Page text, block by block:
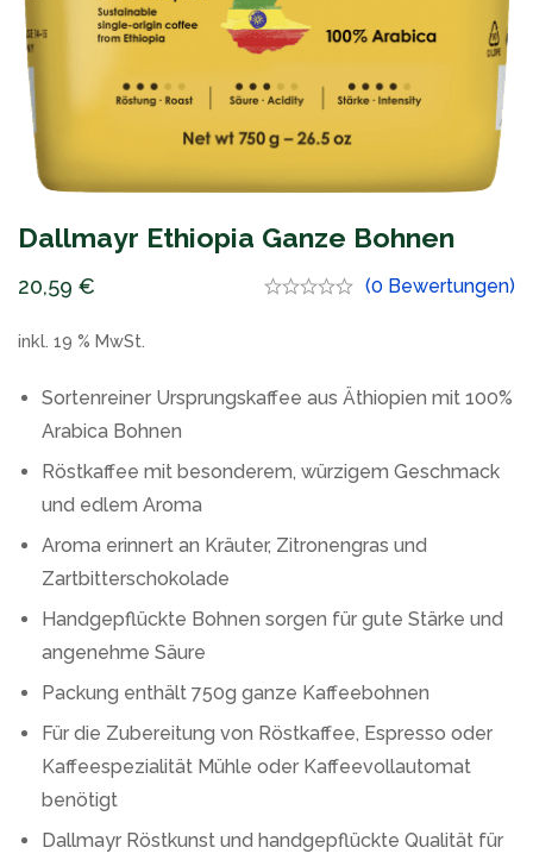
Dallmayr Ethiopia Ganze Bohnen
20,59 € (0 Bewertungen)
inkl. 19 % MwSt.
Sortenreiner Ursprungskaffee aus Äthiopien mit 100%
Arabica Bohnen
Röstkaffee mit besonderem, würzigem Geschmack
und edlem Aroma
Aroma erinnert an Kräuter, Zitronengras und
Zartbitterschokolade
Handgepflückte Bohnen sorgen für gute Stärke und
angenehme Säure
Packung enthält 750g ganze Kaffeebohnen
Für die Zubereitung von Röstkaffee, Espresso oder
Kaffeespezialität Mühle oder Kaffeevollautomat
benötigt
Dallmayr Röstkunst und handgepflückte Qualität für